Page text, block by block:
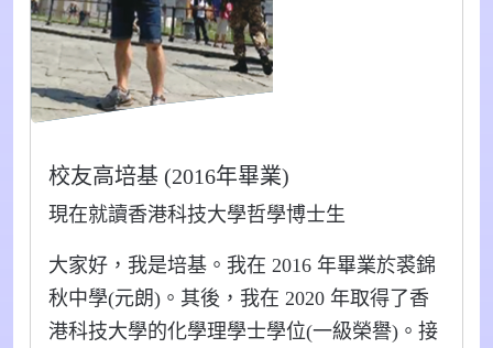
校友高培基 (2016年畢業)
現在就讀香港科技大學哲學博士生
大家好，我是培基。我在 2016 年畢業於裘錦
秋中學(元朗)。其後，我在 2020 年取得了香
港科技大學的化學理學士學位(一級榮譽)。接